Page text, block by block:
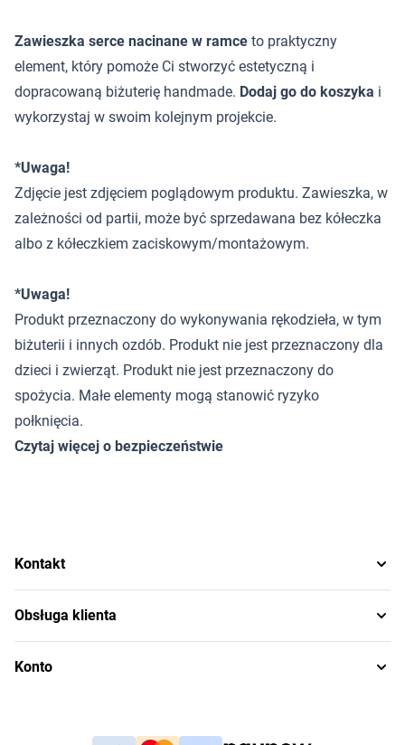
Zawieszka serce nacinane w ramce to praktyczny
element, który pomoże Ci stworzyć estetyczną i
dopracowaną biżuterię handmade. Dodaj go do koszyka i
wykorzystaj w swoim kolejnym projekcie.
*Uwaga!
Zdjęcie jest zdjęciem poglądowym produktu. Zawieszka, w
zależności od partii, może być sprzedawana bez kółeczka
albo z kółeczkiem zaciskowym/montażowym.
*Uwaga!
Produkt przeznaczony do wykonywania rękodzieła, w tym
biżuterii i innych ozdób. Produkt nie jest przeznaczony dla
dzieci i zwierząt. Produkt nie jest przeznaczony do
spożycia. Małe elementy mogą stanowić ryzyko
połknięcia.
Czytaj więcej o bezpieczeństwie
Kontakt
Obsługa klienta
Konto